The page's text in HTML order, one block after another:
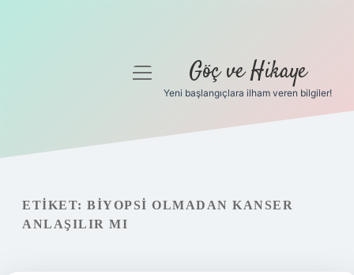
Gizlilik Politikası
Hakkımızda
menüyü
Göç ve Hikaye
Yeni başlangıçlara ilham veren bilgiler!
ETIKET: BIYOPSI OLMADAN KANSER
ANLAŞILIR MI